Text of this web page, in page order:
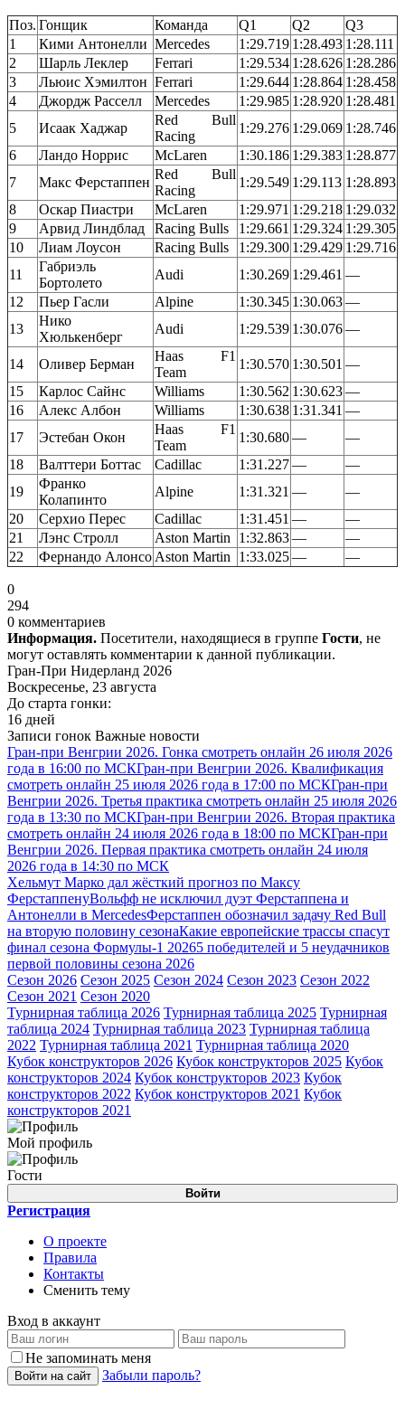
Поз. Гонщик Команда Q1 Q2
Q3
1
Кими Антонелли Mercedes 1:29.719 1:28.493 1:28.111
2
Шарль Леклер Ferrari 1:29.534 1:28.626 1:28.286
3
Льюис Хэмилтон Ferrari 1:29.644 1:28.864 1:28.458
4
Джордж Расселл Mercedes 1:29.985 1:28.920 1:28.481
5
Исаак Хаджар
Red Bull
Racing
1:29.276 1:29.069 1:28.746
6
Ландо Норрис McLaren 1:30.186 1:29.383 1:28.877
7
Макс Ферстаппен
Red Bull
Racing
1:29.549 1:29.113 1:28.893
8
Оскар Пиастри McLaren 1:29.971 1:29.218 1:29.032
9
Арвид Линдблад Racing Bulls 1:29.661 1:29.324 1:29.305
10
Лиам Лоусон Racing Bulls 1:29.300 1:29.429 1:29.716
11
Габриэль
Бортолето
Audi 1:30.269 1:29.461 —
12
Пьер Гасли Alpine 1:30.345 1:30.063—
13
Нико
Хюлькенберг
Audi 1:29.539 1:30.076—
14 Оливер Берман
Haas F1
Team
1:30.570 1:30.501 —
15
Карлос Сайнс Williams 1:30.562 1:30.623—
16
Алекс Албон Williams 1:30.638 1:31.341 —
17
Эстебан Окон
Haas F1
Team
1:30.680—
—
18
Валттери Боттас Cadillac 1:31.227—
—
19
Франко
Колапинто
Alpine 1:31.321 —
—
20
Серхио Перес Cadillac 1:31.451 —
—
21
Лэнс Стролл Aston Martin 1:32.863—
—
22
Фернандо Алонсо Aston Martin 1:33.025— —
0
294
0 комментариев
Информация. Посетители, находящиеся в группе Гости, не
могут оставлять комментарии к данной публикации.
Гран-При Нидерланд 2026
Воскресенье, 23 августа
До старта гонки:
16 дней
Записи гонок Важные новости
Гран-при Венгрии 2026. Гонка смотреть онлайн 26 июля 2026
года в 16:00 по МСКГран-при Венгрии 2026. Квалификация
смотреть онлайн 25 июля 2026 года в 17:00 по МСКГран-при
Венгрии 2026. Третья практика смотреть онлайн 25 июля 2026
года в 13:30 по МСКГран-при Венгрии 2026. Вторая практика
смотреть онлайн 24 июля 2026 года в 18:00 по МСКГран-при
Венгрии 2026. Первая практика смотреть онлайн 24 июля
2026 года в 14:30 по МСК
Хельмут Марко дал жёсткий прогноз по Максу
ФерстаппенуВольфф не исключил дуэт Ферстаппена и
Антонелли в MercedesФерстаппен обозначил задачу Red Bull
на вторую половину сезонаКакие европейские трассы спасут
финал сезона Формулы-1 20265 победителей и 5 неудачников
первой половины сезона 2026
Сезон 2026 Сезон 2025 Сезон 2024 Сезон 2023 Сезон 2022
Сезон 2021 Сезон 2020
Турнирная таблица 2026 Турнирная таблица 2025 Турнирная
таблица 2024 Турнирная таблица 2023 Турнирная таблица
2022 Турнирная таблица 2021 Турнирная таблица 2020
Кубок конструкторов 2026 Кубок конструкторов 2025 Кубок
конструкторов 2024 Кубок конструкторов 2023 Кубок
конструкторов 2022 Кубок конструкторов 2021 Кубок
конструкторов 2021
Мой профиль
Гости
Войти
Регистрация
О проекте
Правила
Контакты
Сменить тему
Вход в аккаунт
Не запоминать меня
Войти на сайт Забыли пароль?